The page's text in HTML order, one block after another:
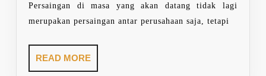
Persaingan di masa yang akan datang tidak lagi
merupakan persaingan antar perusahaan saja, tetapi
READ MOREREAD
MORE